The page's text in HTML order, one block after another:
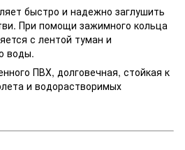
быстро и надежно заглушить
При помощи зажимного кольца
с лентой туман и
воды.
ПВХ, долговечная, стойкая к
и водорастворимых